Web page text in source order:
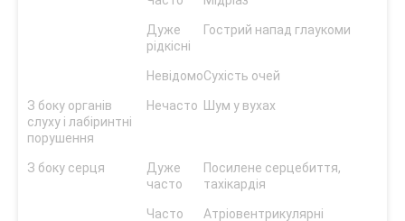
Дуже
рідкісні
Гострий напад глаукоми
НевідомоСухість очей
З боку органів
слуху і лабіринтні
порушення
Нечасто Шум у вухах
З боку серця
Дуже
часто
Посилене серцебиття,
тахікардія
Часто
Атріовентрикулярні